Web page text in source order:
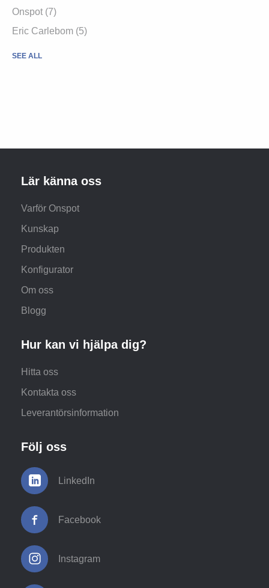
Onspot (7)
Eric Carlebom (5)
SEE ALL
Lär känna oss
Varför Onspot
Kunskap
Produkten
Konfigurator
Om oss
Blogg
Hur kan vi hjälpa dig?
Hitta oss
Kontakta oss
Leverantörsinformation
Följ oss
LinkedIn
Facebook
Instagram